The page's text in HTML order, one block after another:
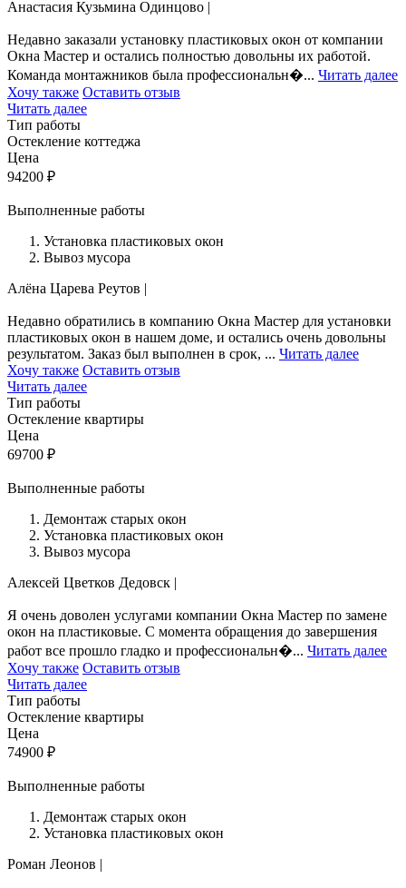
Анастасия Кузьмина Одинцово |
Недавно заказали установку пластиковых окон от компании
Окна Мастер и остались полностью довольны их работой.
Команда монтажников была профессиональн�... Читать далее
Хочу также Оставить отзыв
Читать далее
Тип работы
Остекление коттеджа
Цена
94200 ₽
Выполненные работы
Установка пластиковых окон
Вывоз мусора
Алёна Царева Реутов |
Недавно обратились в компанию Окна Мастер для установки
пластиковых окон в нашем доме, и остались очень довольны
результатом. Заказ был выполнен в срок, ... Читать далее
Хочу также Оставить отзыв
Читать далее
Тип работы
Остекление квартиры
Цена
69700 ₽
Выполненные работы
Демонтаж старых окон
Установка пластиковых окон
Вывоз мусора
Алексей Цветков Дедовск |
Я очень доволен услугами компании Окна Мастер по замене
окон на пластиковые. С момента обращения до завершения
работ все прошло гладко и профессиональн�... Читать далее
Хочу также Оставить отзыв
Читать далее
Тип работы
Остекление квартиры
Цена
74900 ₽
Выполненные работы
Демонтаж старых окон
Установка пластиковых окон
Роман Леонов |